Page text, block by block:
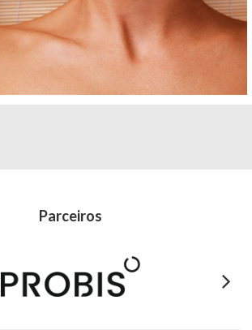
Parceiros
Next